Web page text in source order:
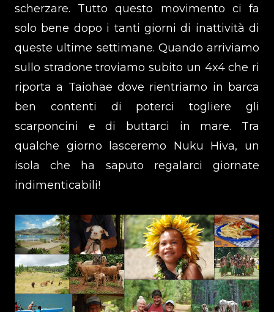
scherzare. Tutto questo movimento ci fa
solo bene dopo i tanti giorni di inattività di
queste ultime settimane. Quando arriviamo
sullo stradone troviamo subito un 4x4 che ri
riporta a Taiohae dove rientriamo in barca
ben contenti di poterci togliere gli
scarponcini e di buttarci in mare. Tra
qualche giorno lasceremo Nuku Hiva, un
isola che ha saputo regalarci giornate
indimenticabili!